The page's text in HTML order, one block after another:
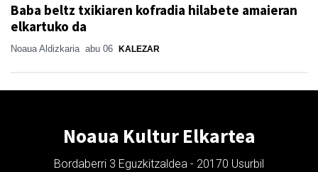
Baba beltz txikiaren kofradia hilabete amaieran
elkartuko da
Noaua Aldizkaria abu 06 KALEZAR
Noaua Kultur Elkartea
Bordaberri 3 Eguzkitzaldea - 20170 Usurbil